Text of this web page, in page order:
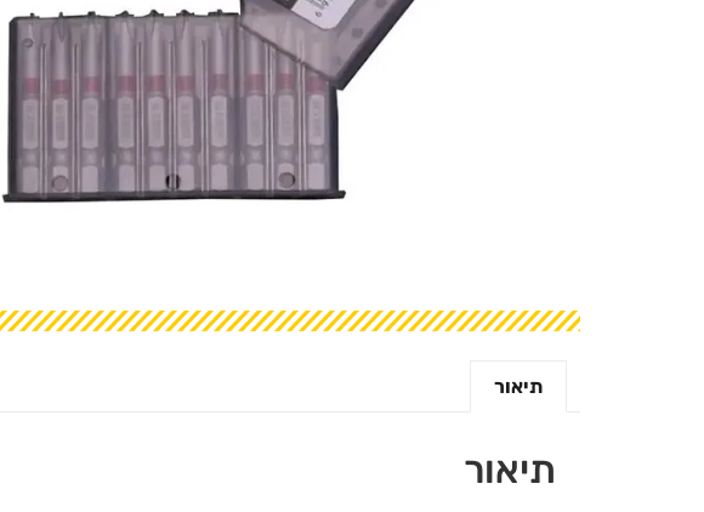
תיאור
תיאור